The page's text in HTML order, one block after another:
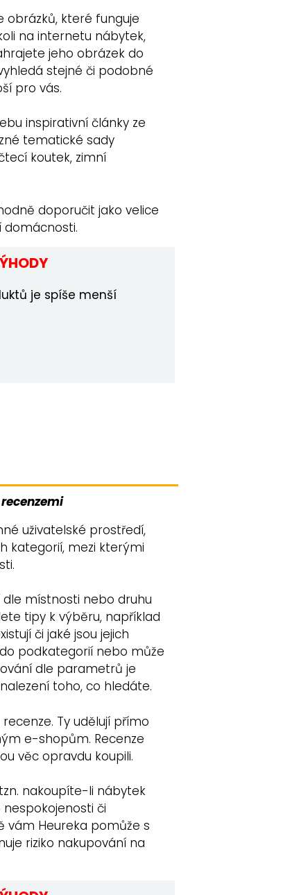
obrázků, které funguje
na internetu nábytek,
jeho obrázek do
stejné či podobné
pro vás.
inspirativní články ze
tematické sady
koutek, zimní
doporučit jako velice
domácnosti.
je spíše menší
uživatelské prostředí,
kategorií, mezi kterými
místnosti nebo druhu
tipy k výběru, například
či jaké jsou jejich
podkategorií nebo může
dle parametrů je
toho, co hledáte.
Ty udělují přímo
e-shopům. Recenze
věc opravdu koupili.
nakoupíte-li nábytek
či
vám Heureka pomůže s
riziko nakupování na